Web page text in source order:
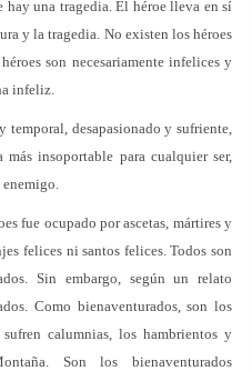
hay una tragedia. El héroe lleva en sí
y la tragedia. No existen los héroes
son necesariamente infelices y
infeliz.
temporal, desapasionado y sufriente,
insoportable para cualquier ser,
enemigo.
fue ocupado por ascetas, mártires y
felices ni santos felices. Todos son
Sin embargo, según un relato
Como bienaventurados, son los
calumnias, los hambrientos y
Son los bienaventurados